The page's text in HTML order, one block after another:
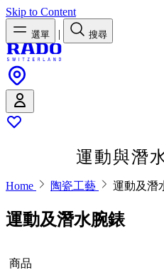
Skip to Content
選單 | 搜尋
運動與潛
Home 陶瓷工藝 運動及潛
運動及潛水腕錶
商品